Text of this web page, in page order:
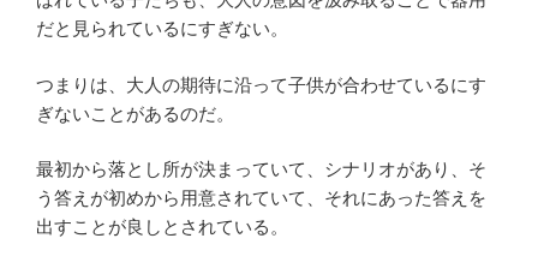
だと見られているにすぎない。
つまりは、大人の期待に沿って子供が合わせているにす
ぎないことがあるのだ。
最初から落とし所が決まっていて、シナリオがあり、そ
う答えが初めから用意されていて、それにあった答えを
出すことが良しとされている。